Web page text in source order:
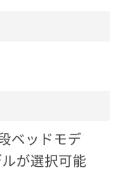
ベッドモデ
が選択可能